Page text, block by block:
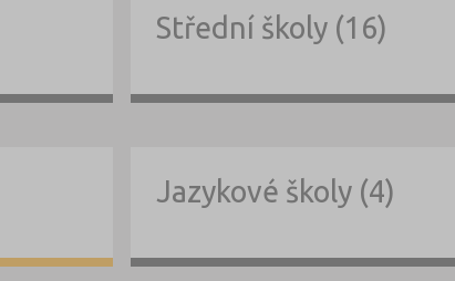
Střední školy (16)
Jazykové školy (4)